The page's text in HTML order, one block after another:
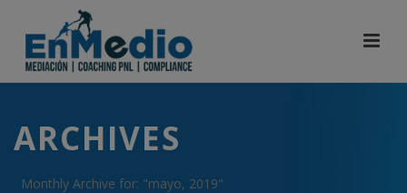
ARCHIVES
Monthly Archive for: "mayo, 2019"